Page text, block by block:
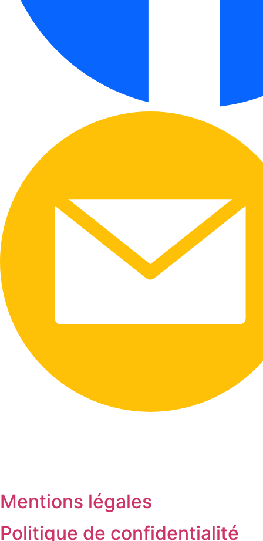
Mentions légales
Politique de confidentialité